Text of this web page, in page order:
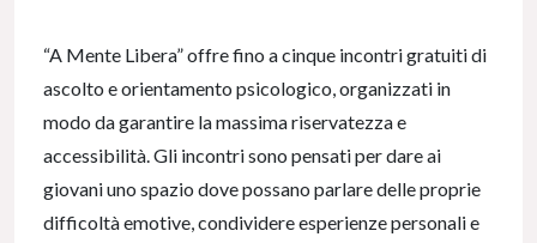
“A Mente Libera” offre fino a cinque incontri gratuiti di
ascolto e orientamento psicologico, organizzati in
modo da garantire la massima riservatezza e
accessibilità. Gli incontri sono pensati per dare ai
giovani uno spazio dove possano parlare delle proprie
difficoltà emotive, condividere esperienze personali e